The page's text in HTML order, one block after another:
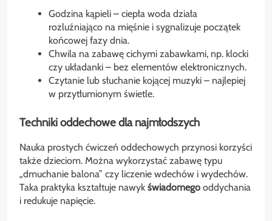
Godzina kąpieli – ciepła woda działa
rozluźniająco na mięśnie i sygnalizuje początek
końcowej fazy dnia.
Chwila na zabawę cichymi zabawkami, np. klocki
czy układanki – bez elementów elektronicznych.
Czytanie lub słuchanie kojącej muzyki – najlepiej
w przytłumionym świetle.
Techniki oddechowe dla najmłodszych
Nauka prostych ćwiczeń oddechowych przynosi korzyści
także dzieciom. Można wykorzystać zabawę typu
„dmuchanie balona” czy liczenie wdechów i wydechów.
Taka praktyka kształtuje nawyk świadomego oddychania
i redukuje napięcie.